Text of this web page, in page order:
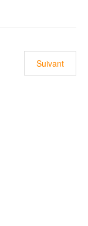
Article
Suivant